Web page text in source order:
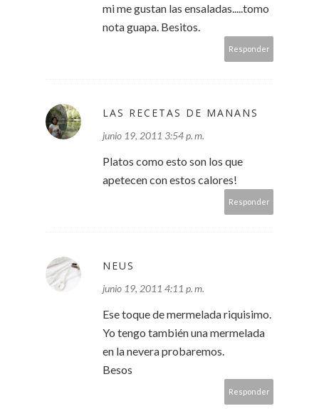
mi me gustan las ensaladas.....tomo
nota guapa. Besitos.
Responder
LAS RECETAS DE MANANS
junio 19, 2011 3:54 p. m.
Platos como esto son los que
apetecen con estos calores!
Responder
NEUS
junio 19, 2011 4:11 p. m.
Ese toque de mermelada riquisimo.
Yo tengo también una mermelada
en la nevera probaremos.
Besos
Responder